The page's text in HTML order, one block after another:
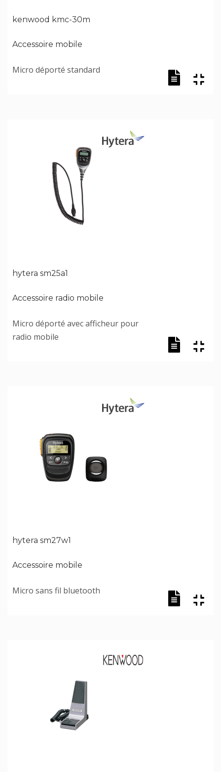
kenwood kmc-30m
Accessoire mobile
Micro déporté standard
hytera sm25a1
Accessoire radio mobile
Micro déporté avec afficheur pour
radio mobile
hytera sm27w1
Accessoire mobile
Micro sans fil bluetooth